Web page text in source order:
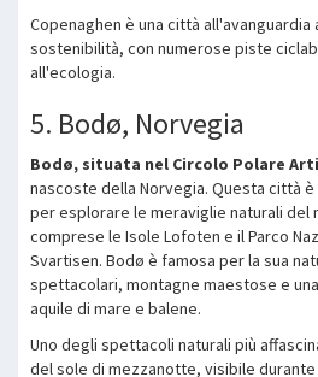
Copenaghen è una città all'avanguardia
sostenibilità, con numerose piste
all'ecologia.
5. Bodø, Norvegia
Bodø, situata nel Circolo Polare
nascoste della Norvegia. Questa città
per esplorare le meraviglie naturali del
comprese le Isole Lofoten e il Parco
Svartisen. Bodø è famosa per la sua
spettacolari, montagne maestose e
aquile di mare e balene.
Uno degli spettacoli naturali più
del sole di mezzanotte, visibile